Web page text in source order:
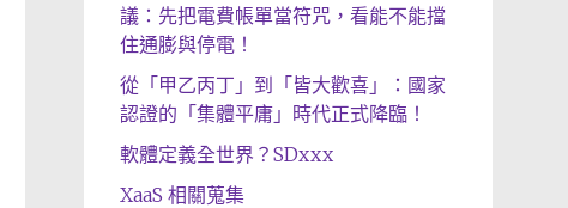
議：先把電費帳單當符咒，看能不能擋
住通膨與停電！
從「甲乙丙丁」到「皆大歡喜」：國家
認證的「集體平庸」時代正式降臨！
軟體定義全世界？SDxxx
XaaS 相關蒐集